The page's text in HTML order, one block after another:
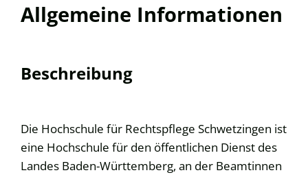
Allgemeine Informationen
Beschreibung
Die Hochschule für Rechtspflege Schwetzingen ist
eine Hochschule für den öffentlichen Dienst des
Landes Baden-Württemberg, an der Beamtinnen